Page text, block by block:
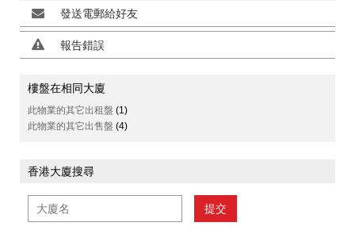
發送電郵給好友
報告錯誤
樓盤在相同大廈
此物業的其它出租盤 (1)
此物業的其它出售盤 (4)
香港大廈搜尋
提交